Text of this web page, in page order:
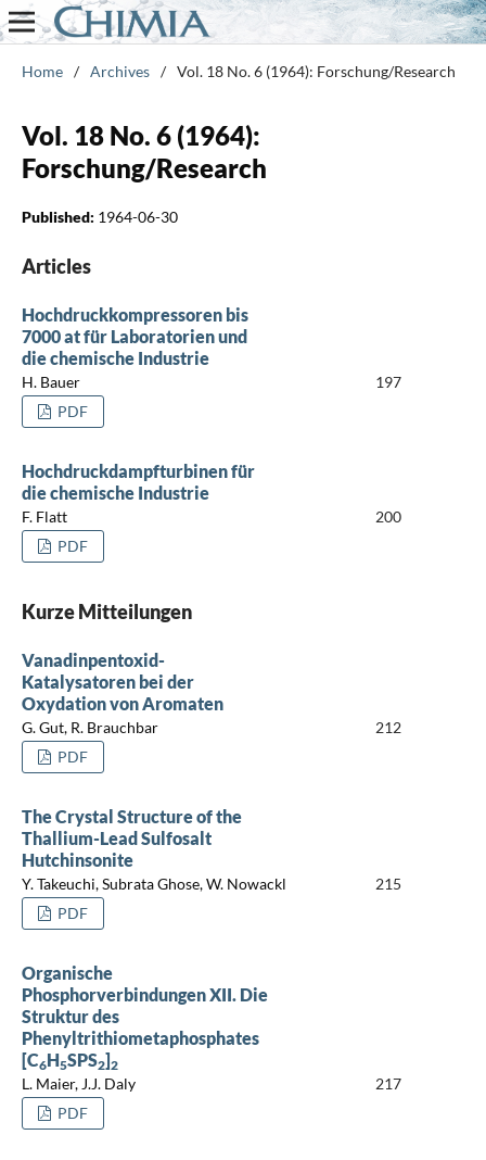
Home / Archives / Vol. 18 No. 6 (1964): Forschung/Research
Vol. 18 No. 6 (1964):
Forschung/Research
Published: 1964-06-30
Articles
Hochdruckkompressoren bis
7000 at für Laboratorien und
die chemische Industrie
H. Bauer
197
PDF
Hochdruckdampfturbinen für
die chemische Industrie
F. Flatt
200
PDF
Kurze Mitteilungen
Vanadinpentoxid-
Katalysatoren bei der
Oxydation von Aromaten
G. Gut, R. Brauchbar
212
PDF
The Crystal Structure of the
Thallium-Lead Sulfosalt
Hutchinsonite
Y. Takeuchi, Subrata Ghose, W. Nowackl
215
PDF
Organische
Phosphorverbindungen XII. Die
Struktur des
Phenyltrithiometaphosphates
[C6H5SPS2]2
L. Maier, J.J. Daly
217
PDF